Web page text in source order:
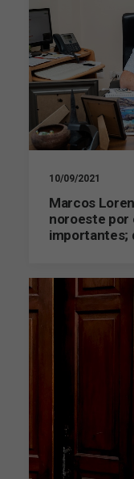
10/09/2021
Marcos
noroeste por
importantes;